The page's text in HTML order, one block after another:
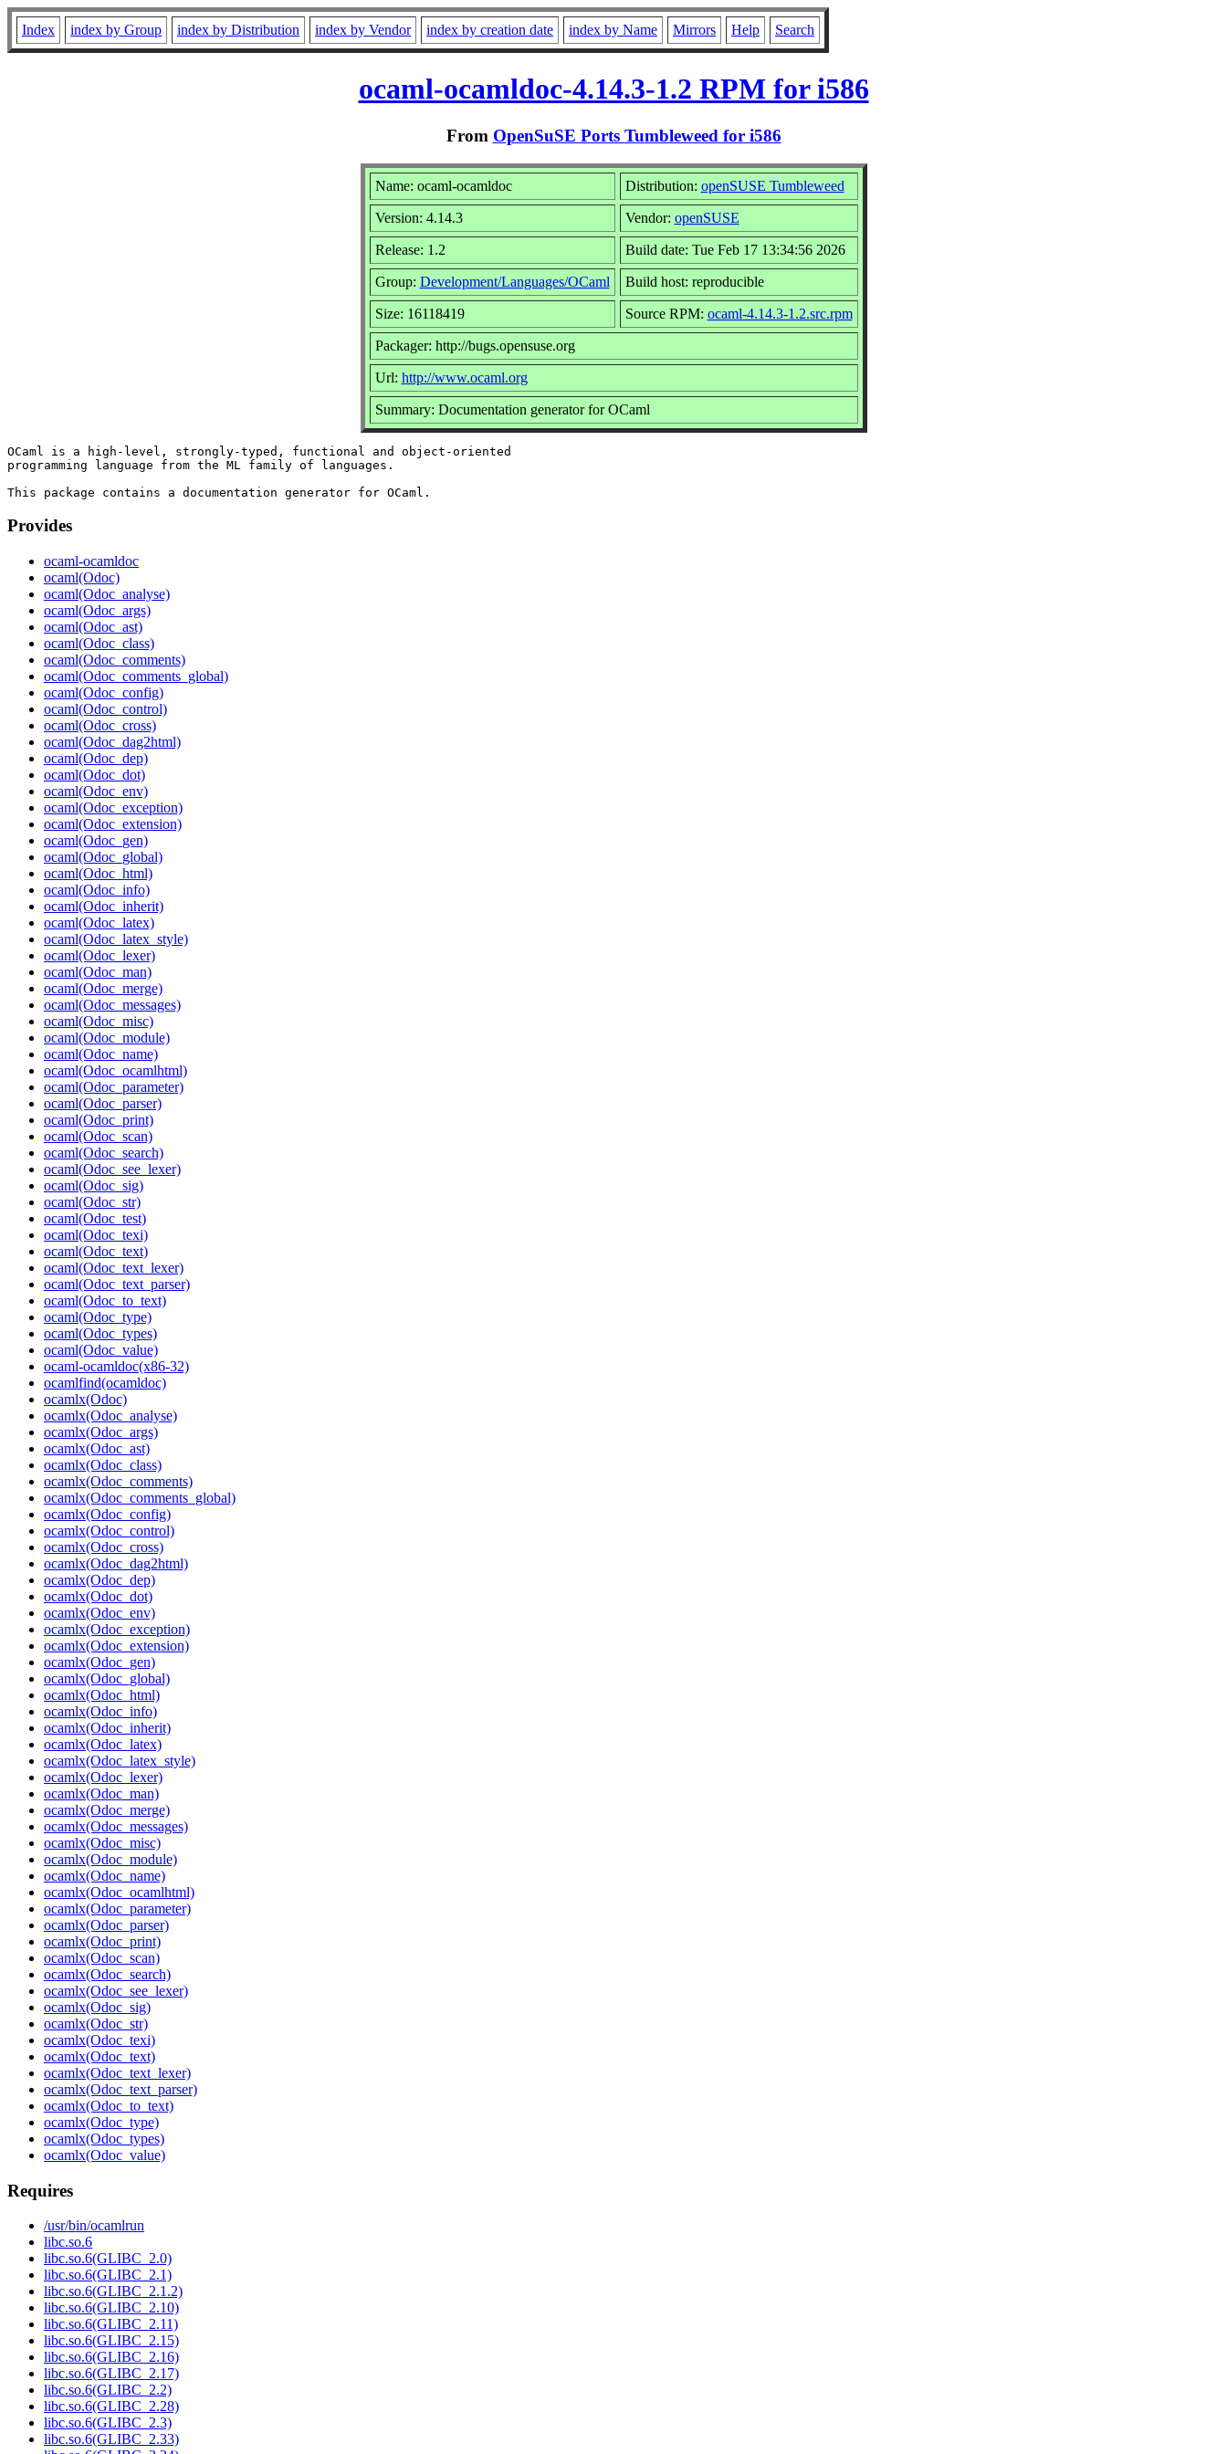
Index index by Group index by Distribution index by Vendor index by creation date index by Name Mirrors Help Search
ocaml-ocamldoc-4.14.3-1.2 RPM for i586
From OpenSuSE Ports Tumbleweed for i586
Name: ocaml-ocamldoc Distribution: openSUSE Tumbleweed
Version: 4.14.3 Vendor: openSUSE
Release: 1.2 Build date: Tue Feb 17 13:34:56 2026
Group: Development/Languages/OCaml Build host: reproducible
Size: 16118419 Source RPM: ocaml-4.14.3-1.2.src.rpm
Packager: http://bugs.opensuse.org
Url: http://www.ocaml.org
Summary: Documentation generator for OCaml
OCaml is a high-level, strongly-typed, functional and object-oriented
programming language from the ML family of languages.
Provides
ocaml-ocamldoc
ocaml(Odoc)
ocaml(Odoc_analyse)
ocaml(Odoc_args)
ocaml(Odoc_ast)
ocaml(Odoc_class)
ocaml(Odoc_comments)
ocaml(Odoc_comments_global)
ocaml(Odoc_config)
ocaml(Odoc_control)
ocaml(Odoc_cross)
ocaml(Odoc_dag2html)
ocaml(Odoc_dep)
ocaml(Odoc_dot)
ocaml(Odoc_env)
ocaml(Odoc_exception)
ocaml(Odoc_extension)
ocaml(Odoc_gen)
ocaml(Odoc_global)
ocaml(Odoc_html)
ocaml(Odoc_info)
ocaml(Odoc_inherit)
ocaml(Odoc_latex)
ocaml(Odoc_latex_style)
ocaml(Odoc_lexer)
ocaml(Odoc_man)
ocaml(Odoc_merge)
ocaml(Odoc_messages)
ocaml(Odoc_misc)
ocaml(Odoc_module)
ocaml(Odoc_name)
ocaml(Odoc_ocamlhtml)
ocaml(Odoc_parameter)
ocaml(Odoc_parser)
ocaml(Odoc_print)
ocaml(Odoc_scan)
ocaml(Odoc_search)
ocaml(Odoc_see_lexer)
ocaml(Odoc_sig)
ocaml(Odoc_str)
ocaml(Odoc_test)
ocaml(Odoc_texi)
ocaml(Odoc_text)
ocaml(Odoc_text_lexer)
ocaml(Odoc_text_parser)
ocaml(Odoc_to_text)
ocaml(Odoc_type)
ocaml(Odoc_types)
ocaml(Odoc_value)
ocaml-ocamldoc(x86-32)
ocamlfind(ocamldoc)
ocamlx(Odoc)
ocamlx(Odoc_analyse)
ocamlx(Odoc_args)
ocamlx(Odoc_ast)
ocamlx(Odoc_class)
ocamlx(Odoc_comments)
ocamlx(Odoc_comments_global)
ocamlx(Odoc_config)
ocamlx(Odoc_control)
ocamlx(Odoc_cross)
ocamlx(Odoc_dag2html)
ocamlx(Odoc_dep)
ocamlx(Odoc_dot)
ocamlx(Odoc_env)
ocamlx(Odoc_exception)
ocamlx(Odoc_extension)
ocamlx(Odoc_gen)
ocamlx(Odoc_global)
ocamlx(Odoc_html)
ocamlx(Odoc_info)
ocamlx(Odoc_inherit)
ocamlx(Odoc_latex)
ocamlx(Odoc_latex_style)
ocamlx(Odoc_lexer)
ocamlx(Odoc_man)
ocamlx(Odoc_merge)
ocamlx(Odoc_messages)
ocamlx(Odoc_misc)
ocamlx(Odoc_module)
ocamlx(Odoc_name)
ocamlx(Odoc_ocamlhtml)
ocamlx(Odoc_parameter)
ocamlx(Odoc_parser)
ocamlx(Odoc_print)
ocamlx(Odoc_scan)
ocamlx(Odoc_search)
ocamlx(Odoc_see_lexer)
ocamlx(Odoc_sig)
ocamlx(Odoc_str)
ocamlx(Odoc_texi)
ocamlx(Odoc_text)
ocamlx(Odoc_text_lexer)
ocamlx(Odoc_text_parser)
ocamlx(Odoc_to_text)
ocamlx(Odoc_type)
ocamlx(Odoc_types)
ocamlx(Odoc_value)
Requires
/usr/bin/ocamlrun
libc.so.6
libc.so.6(GLIBC_2.0)
libc.so.6(GLIBC_2.1)
libc.so.6(GLIBC_2.1.2)
libc.so.6(GLIBC_2.10)
libc.so.6(GLIBC_2.11)
libc.so.6(GLIBC_2.15)
libc.so.6(GLIBC_2.16)
libc.so.6(GLIBC_2.17)
libc.so.6(GLIBC_2.2)
libc.so.6(GLIBC_2.28)
libc.so.6(GLIBC_2.3)
libc.so.6(GLIBC_2.33)